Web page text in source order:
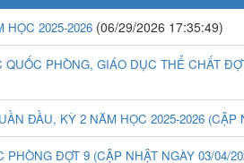
2025-2026 (06/29/2026 17:35:49)
PHÒNG, GIÁO DỤC THỂ CHẤT
ĐẦU, KỲ 2 NĂM HỌC 2025-2026 (CẬP
ĐỢT 9 (CẬP NHẬT NGÀY 03/04/